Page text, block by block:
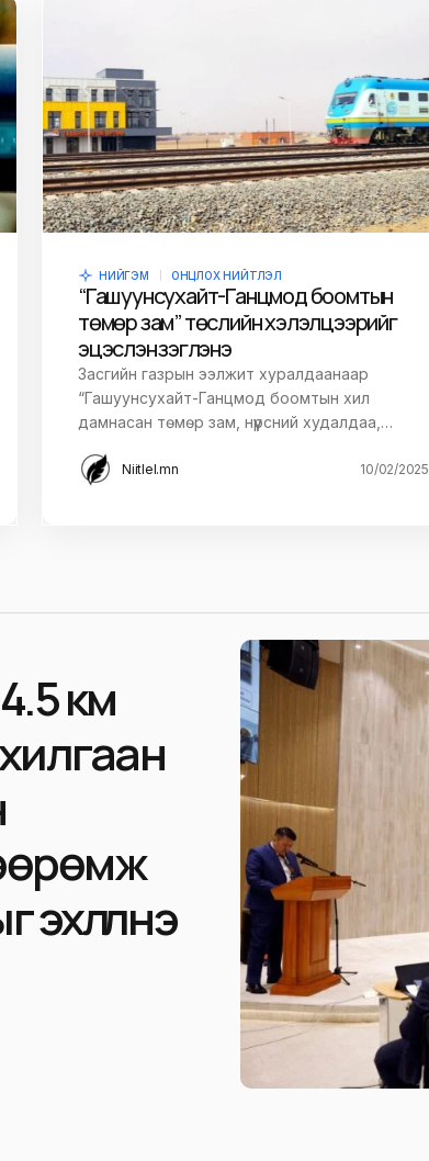
НИЙГЭМ ОНЦЛОХ НИЙТЛЭЛ
“Гашуунсухайт-Ганцмод боомтын
төмөр зам” төслийн хэлэлцээрийг
эцэслэн үзэглэнэ
Засгийн газрын ээлжит хуралдаанаар
“Гашуунсухайт-Ганцмод боомтын хил
дамнасан төмөр зам, нүүрсний худалдаа,…
Niitlel.mn 10/02/2025
км